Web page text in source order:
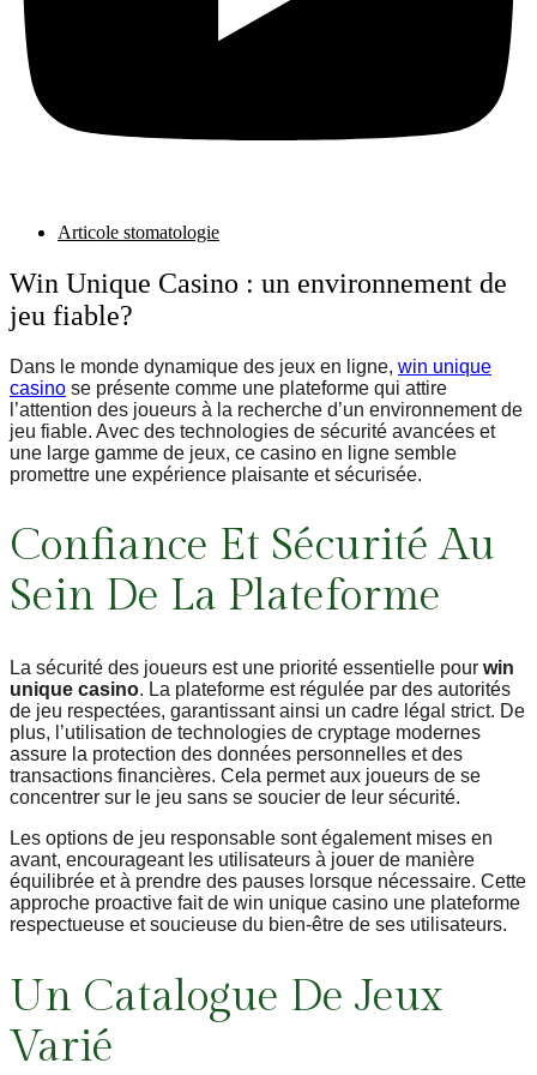
Articole stomatologie
Win Unique Casino : un environnement de
jeu fiable?
Dans le monde dynamique des jeux en ligne, win unique
casino se présente comme une plateforme qui attire
l’attention des joueurs à la recherche d’un environnement de
jeu fiable. Avec des technologies de sécurité avancées et
une large gamme de jeux, ce casino en ligne semble
promettre une expérience plaisante et sécurisée.
Confiance Et Sécurité Au
Sein De La Plateforme
La sécurité des joueurs est une priorité essentielle pour win
unique casino. La plateforme est régulée par des autorités
de jeu respectées, garantissant ainsi un cadre légal strict. De
plus, l’utilisation de technologies de cryptage modernes
assure la protection des données personnelles et des
transactions financières. Cela permet aux joueurs de se
concentrer sur le jeu sans se soucier de leur sécurité.
Les options de jeu responsable sont également mises en
avant, encourageant les utilisateurs à jouer de manière
équilibrée et à prendre des pauses lorsque nécessaire. Cette
approche proactive fait de win unique casino une plateforme
respectueuse et soucieuse du bien-être de ses utilisateurs.
Un Catalogue De Jeux
Varié